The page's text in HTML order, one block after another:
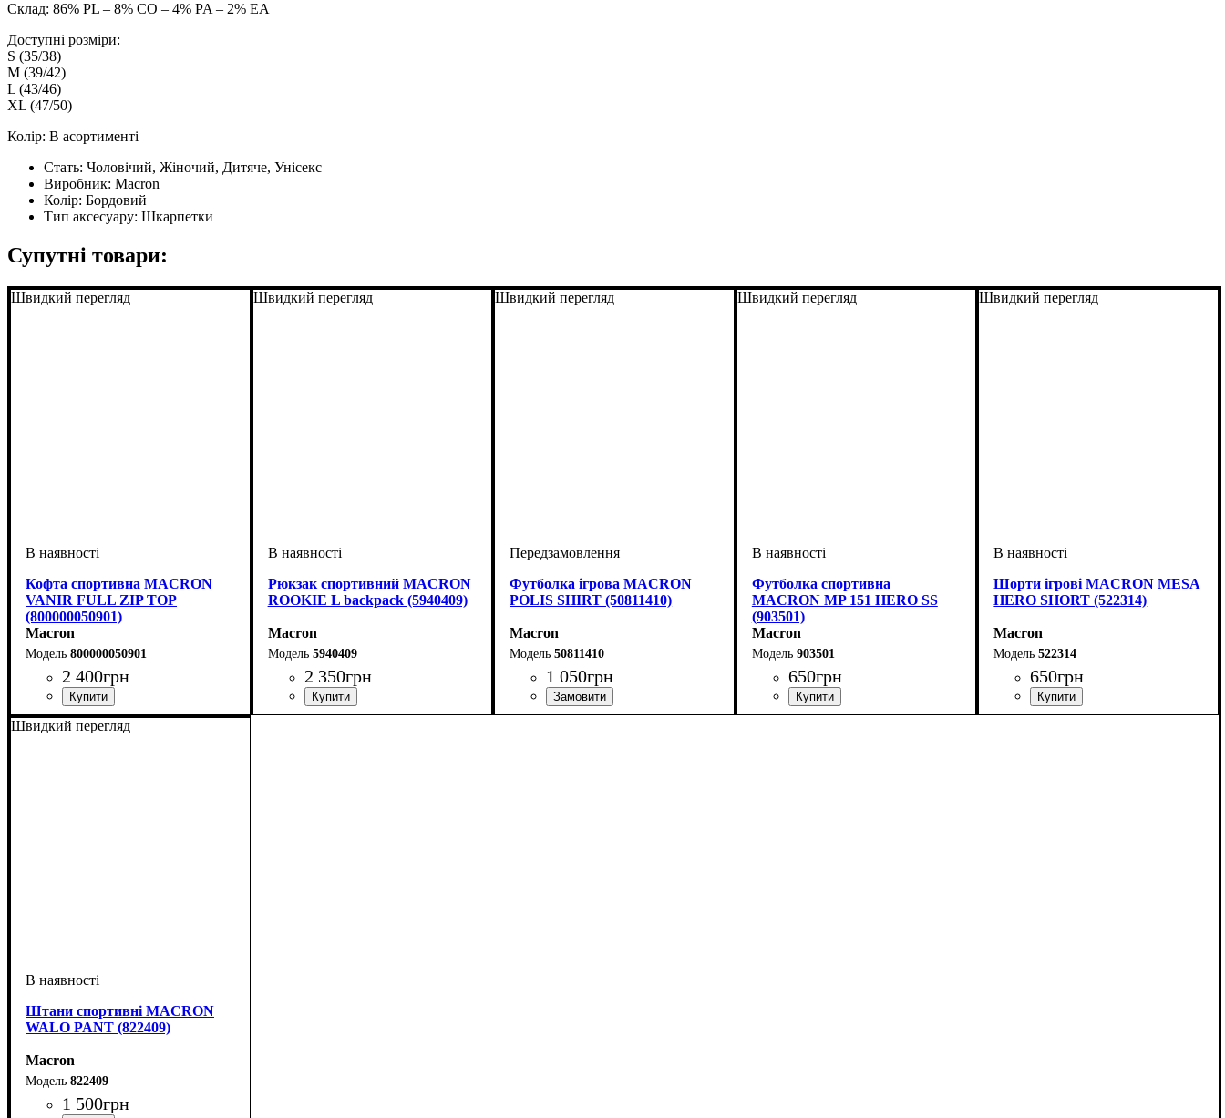
Склад: 86% PL – 8% CO – 4% PA – 2% EA
Доступні розміри:
S (35/38)
M (39/42)
L (43/46)
XL (47/50)
Колір: В асортименті
Стать: Чоловічий, Жіночий, Дитяче, Унісекс
Виробник: Macron
Колір: Бордовий
Тип аксесуару: Шкарпетки
Супутні товари:
Швидкий перегляд
Кофта спортивна MACRON
VANIR FULL ZIP TOP
(800000050901)
Macron
800000050901
2 400грн
Стать: Дитяче, Унісекс, Чоловічий
Виробник: Macron
Колір: Чорний
Швидкий перегляд
Рюкзак спортивний MACRON
ROOKIE L backpack (5940409)
Macron
5940409
2 350грн
Стать: Унісекс
Виробник: Macron
Колір: Чорний
Швидкий перегляд
Футболка ігрова MACRON
POLIS SHIRT (50811410)
Macron
50811410
1 050грн
Стать: Дитяче, Чоловічий
Виробник: Macron
Колір: Бордовий
Швидкий перегляд
Футболка спортивна
MACRON MP 151 HERO SS
(903501)
Macron
903501
650грн
Стать: Дитяче, Унісекс, Чоловічий
Виробник: Macron
Колір: Білий
Швидкий перегляд
Шорти ігрові MACRON MESA
HERO SHORT (522314)
Macron
522314
650грн
Колір: Бордовий
Швидкий перегляд
Штани спортивні MACRON
WALO PANT (822409)
Macron
822409
1 500грн